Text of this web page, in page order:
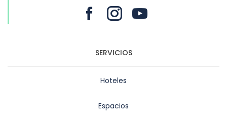
SERVICIOS
Hoteles
Espacios